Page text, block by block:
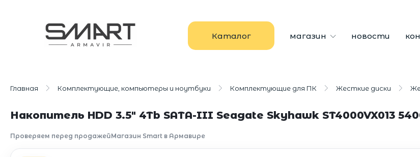
Каталог магазин новости
Главная Комплектующие, компьютеры и ноутбуки Комплектующие для ПК Жесткие диски
Накопитель HDD 3.5" 4Tb SATA-III Seagate Skyhawk ST4000VX013
Проверяем перед продажейМагазин Smart в Армавире